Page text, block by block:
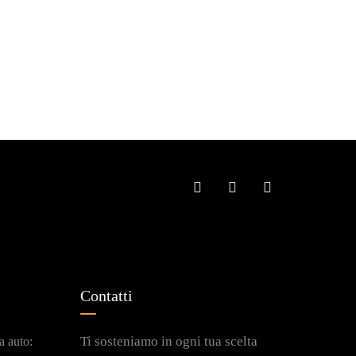
auto:
Contatti
Ti sosteniamo in ogni tua scelta